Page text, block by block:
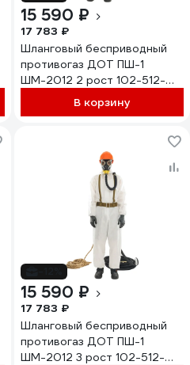
15 590 ₽
17 783 ₽
Шланговый бесприводный
противогаз ДОТ ПШ-1
ШМ-2012 2 рост 102-512-
В корзину
15 590 ₽
17 783 ₽
Шланговый бесприводный
противогаз ДОТ ПШ-1
ШМ-2012 3 рост 102-512-